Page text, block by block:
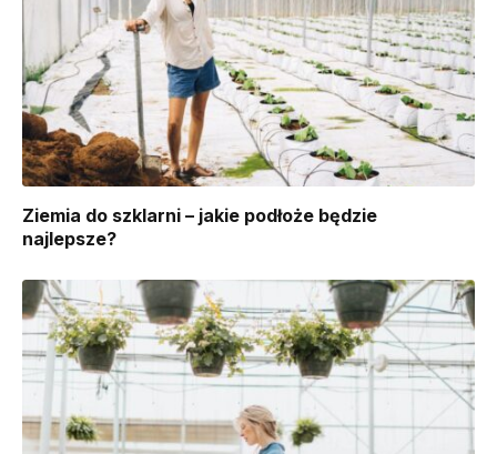
Ziemia do szklarni – jakie podłoże będzie
najlepsze?